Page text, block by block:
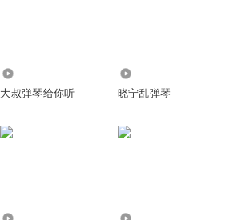
大叔弹琴给你听 晓宁乱弹琴